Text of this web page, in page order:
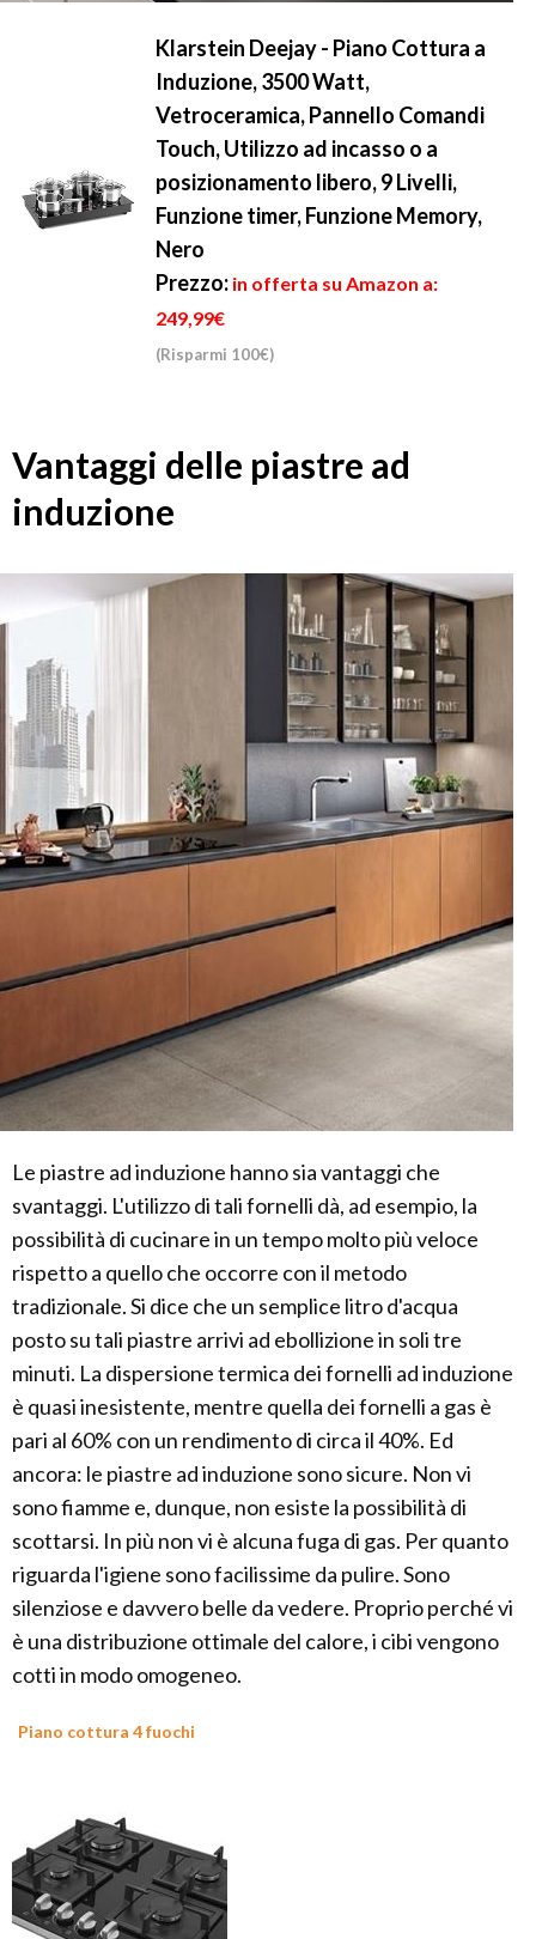
Klarstein Deejay - Piano Cottura a
Induzione, 3500 Watt,
Vetroceramica, Pannello Comandi
Touch, Utilizzo ad incasso o a
posizionamento libero, 9 Livelli,
Funzione timer, Funzione Memory,
Nero
Prezzo: in offerta su Amazon a:
249,99€
(Risparmi 100€)
Vantaggi delle piastre ad
induzione
Le piastre ad induzione hanno sia vantaggi che
svantaggi. L'utilizzo di tali fornelli dà, ad esempio, la
possibilità di cucinare in un tempo molto più veloce
rispetto a quello che occorre con il metodo
tradizionale. Si dice che un semplice litro d'acqua
posto su tali piastre arrivi ad ebollizione in soli tre
minuti. La dispersione termica dei fornelli ad induzione
è quasi inesistente, mentre quella dei fornelli a gas è
pari al 60% con un rendimento di circa il 40%. Ed
ancora: le piastre ad induzione sono sicure. Non vi
sono fiamme e, dunque, non esiste la possibilità di
scottarsi. In più non vi è alcuna fuga di gas. Per quanto
riguarda l'igiene sono facilissime da pulire. Sono
silenziose e davvero belle da vedere. Proprio perché vi
è una distribuzione ottimale del calore, i cibi vengono
cotti in modo omogeneo.
Piano cottura 4 fuochi